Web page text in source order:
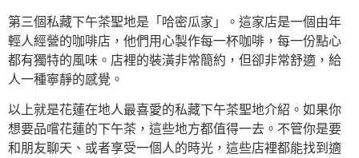
第三個私藏下午茶聖地是「哈密瓜家」。這家店是一個由年
輕人經營的咖啡店，他們用心製作每一杯咖啡，每一份點心
都有獨特的風味。店裡的裝潢非常簡約，但卻非常舒適，給
人一種寧靜的感覺。
以上就是花蓮在地人最喜愛的私藏下午茶聖地介紹。如果你
想要品嚐花蓮的下午茶，這些地方都值得一去。不管你是要
和朋友聊天、或者享受一個人的時光，這些店裡都能找到適